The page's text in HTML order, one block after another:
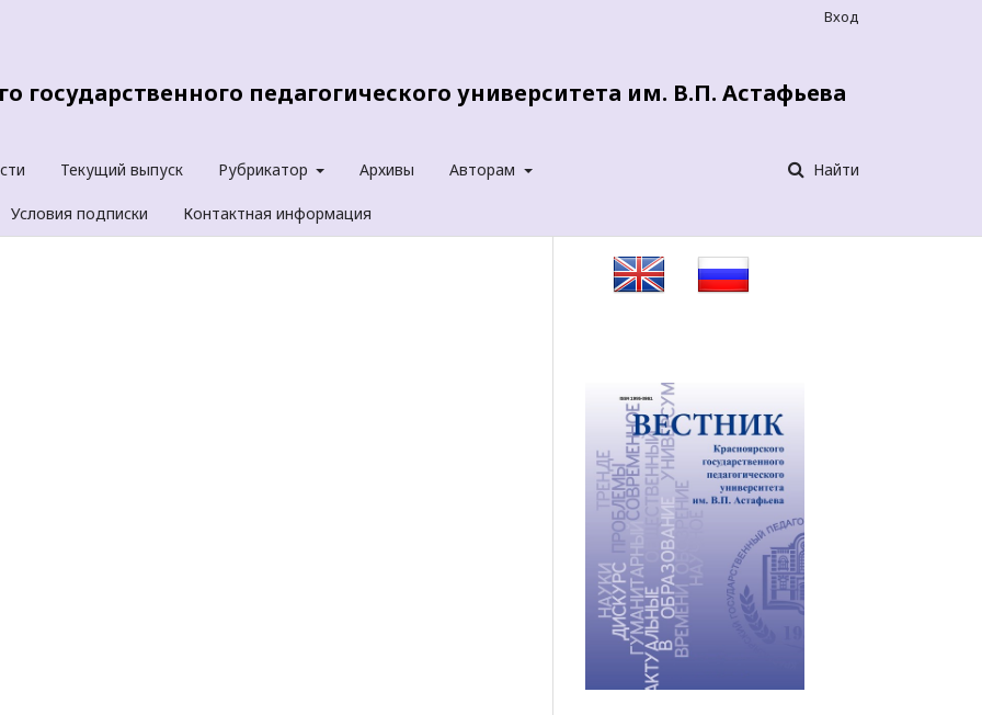
государственного педагогического университета им. В.П. Астафьева
Текущий выпуск Рубрикатор Архивы Авторам
Условия подписки Контактная информация
Найти
Вход